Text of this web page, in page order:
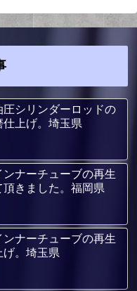
圧シリンダーロッドの
仕上げ。埼玉県
ンナーチューブの再生
頂きました。福岡県
ンナーチューブの再生
げ。埼玉県